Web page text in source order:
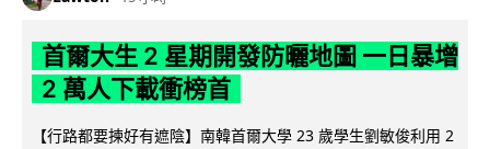
首爾大生 2 星期開發防曬地圖 一日暴增
2 萬人下載衝榜首
【行路都要揀好有遮陰】南韓首爾大學 23 歲學生劉敏俊利用 2